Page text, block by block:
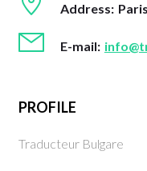
Address: Paris
E-mail:
PROFILE
Traducteur Bulgare